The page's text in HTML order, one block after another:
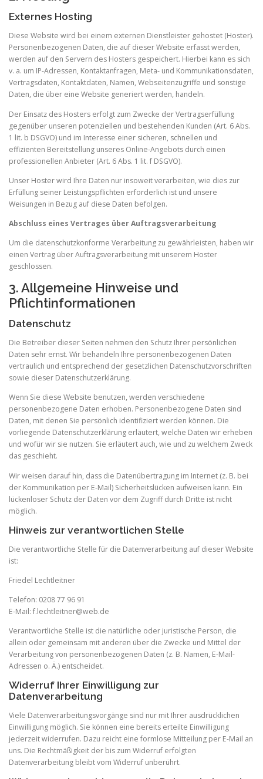
Externes Hosting
Diese Website wird bei einem externen Dienstleister gehostet (Hoster).
Personenbezogenen Daten, die auf dieser Website erfasst werden,
werden auf den Servern des Hosters gespeichert. Hierbei kann es sich
v. a. um IP-Adressen, Kontaktanfragen, Meta- und Kommunikationsdaten,
Vertragsdaten, Kontaktdaten, Namen, Webseitenzugriffe und sonstige
Daten, die über eine Website generiert werden, handeln.
Der Einsatz des Hosters erfolgt zum Zwecke der Vertragserfüllung
gegenüber unseren potenziellen und bestehenden Kunden (Art. 6 Abs.
1 lit. b DSGVO) und im Interesse einer sicheren, schnellen und
effizienten Bereitstellung unseres Online-Angebots durch einen
professionellen Anbieter (Art. 6 Abs. 1 lit. f DSGVO).
Unser Hoster wird Ihre Daten nur insoweit verarbeiten, wie dies zur
Erfüllung seiner Leistungspflichten erforderlich ist und unsere
Weisungen in Bezug auf diese Daten befolgen.
Abschluss eines Vertrages über Auftragsverarbeitung
Um die datenschutzkonforme Verarbeitung zu gewährleisten, haben wir
einen Vertrag über Auftragsverarbeitung mit unserem Hoster
geschlossen.
3. Allgemeine Hinweise und
Pflichtinformationen
Datenschutz
Die Betreiber dieser Seiten nehmen den Schutz Ihrer persönlichen
Daten sehr ernst. Wir behandeln Ihre personenbezogenen Daten
vertraulich und entsprechend der gesetzlichen Datenschutzvorschriften
sowie dieser Datenschutzerklärung.
Wenn Sie diese Website benutzen, werden verschiedene
personenbezogene Daten erhoben. Personenbezogene Daten sind
Daten, mit denen Sie persönlich identifiziert werden können. Die
vorliegende Datenschutzerklärung erläutert, welche Daten wir erheben
und wofür wir sie nutzen. Sie erläutert auch, wie und zu welchem Zweck
das geschieht.
Wir weisen darauf hin, dass die Datenübertragung im Internet (z. B. bei
der Kommunikation per E-Mail) Sicherheitslücken aufweisen kann. Ein
lückenloser Schutz der Daten vor dem Zugriff durch Dritte ist nicht
möglich.
Hinweis zur verantwortlichen Stelle
Die verantwortliche Stelle für die Datenverarbeitung auf dieser Website
ist:
Friedel Lechtleitner
Telefon: 0208 77 96 91
E-Mail: f.lechtleitner@web.de
Verantwortliche Stelle ist die natürliche oder juristische Person, die
allein oder gemeinsam mit anderen über die Zwecke und Mittel der
Verarbeitung von personenbezogenen Daten (z. B. Namen, E-Mail-
Adressen o. Ä.) entscheidet.
Widerruf Ihrer Einwilligung zur
Datenverarbeitung
Viele Datenverarbeitungsvorgänge sind nur mit Ihrer ausdrücklichen
Einwilligung möglich. Sie können eine bereits erteilte Einwilligung
jederzeit widerrufen. Dazu reicht eine formlose Mitteilung per E-Mail an
uns. Die Rechtmäßigkeit der bis zum Widerruf erfolgten
Datenverarbeitung bleibt vom Widerruf unberührt.